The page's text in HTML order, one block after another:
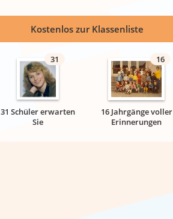
Kostenlos zur Klassenliste
31
31 Schüler erwarten
Sie
16
16 Jahrgänge voller
Erinnerungen